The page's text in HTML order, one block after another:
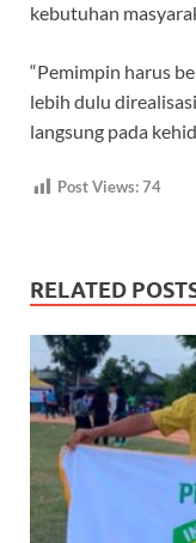
kebutuhan
“Pemimpin harus
lebih dulu
langsung pada
Post Views:74
RELATED